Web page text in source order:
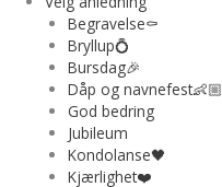
Begravelse⚰️
Bryllup💍
Bursdag🎉
Dåp og navnefest👶🏼
God bedring
Jubileum
Kondolanse🖤
Kjærlighet❤️